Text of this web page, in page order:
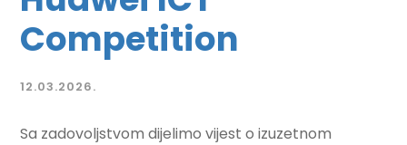
Competition
12.03.2026.
Sa zadovoljstvom dijelimo vijest o izuzetnom